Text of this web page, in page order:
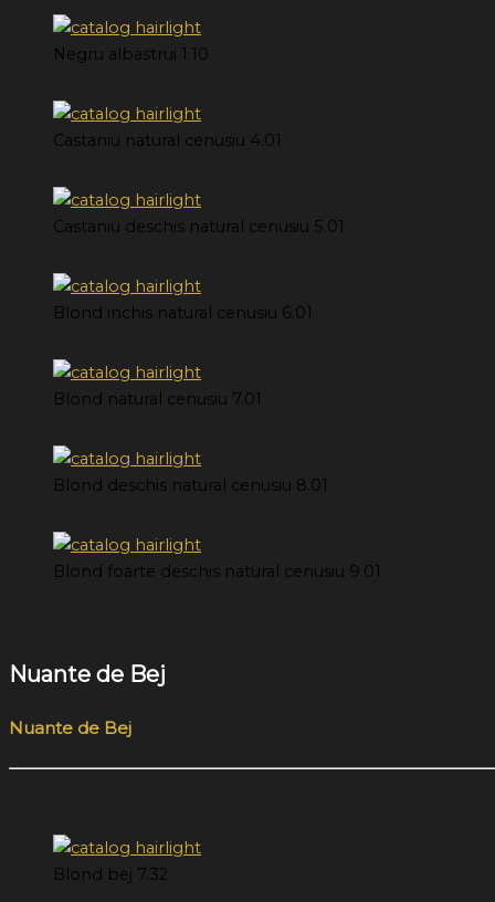
Negru albastrui 1.10
Castaniu natural cenusiu 4.01
Castaniu deschis natural cenusiu 5.01
Blond inchis natural cenusiu 6.01
Blond natural cenusiu 7.01
Blond deschis natural cenusiu 8.01
Blond foarte deschis natural cenusiu 9.01
Nuante de Bej
Nuante de Bej
Blond bej 7.32